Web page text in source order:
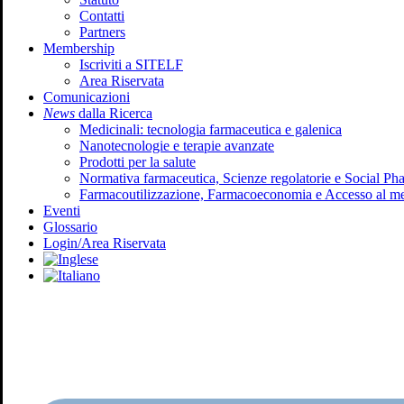
Contatti
Partners
Membership
Iscriviti a SITELF
Area Riservata
Comunicazioni
News dalla Ricerca
Medicinali: tecnologia farmaceutica e galenica
Nanotecnologie e terapie avanzate
Prodotti per la salute
Normativa farmaceutica, Scienze regolatorie e Social
Farmacoutilizzazione, Farmacoeconomia e Accesso al
Eventi
Glossario
Login/Area Riservata